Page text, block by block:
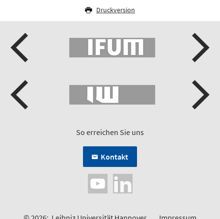
Druckversion
So erreichen Sie uns
Kontakt